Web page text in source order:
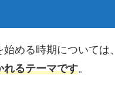
める時期については、
れるテーマです。